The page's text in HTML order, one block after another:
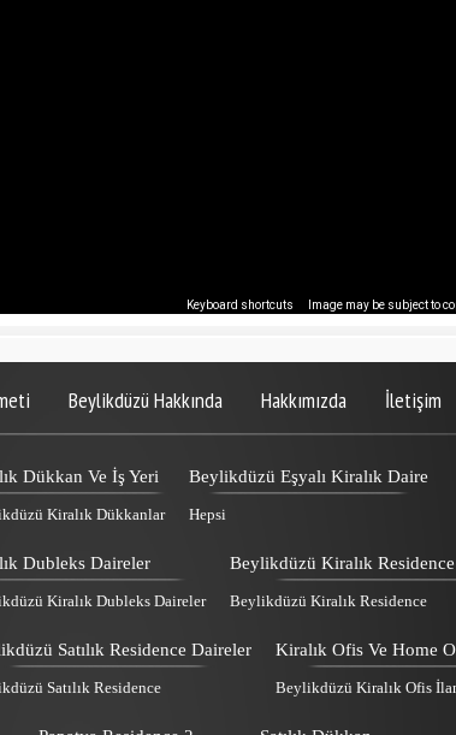
Keyboard shortcuts Image may be subject to
Beylikdüzü Hakkında Hakkımızda İletişim
Dükkan Ve İş Yeri
Kiralık Dükkanlar
Beylikdüzü Eşyalı Kiralık Daire
Hepsi
Dubleks Daireler
Kiralık Dubleks Daireler
Beylikdüzü Kiralık
Beylikdüzü Kiralık Residence
Satılık Residence Daireler
Satılık Residence
Kiralık Ofis Ve Home
Beylikdüzü Kiralık Ofis